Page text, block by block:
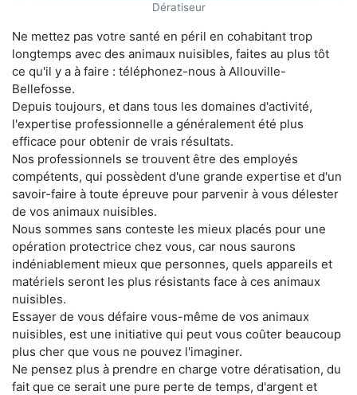
Dératiseur
Ne mettez pas votre santé en péril en cohabitant trop
longtemps avec des animaux nuisibles, faites au plus tôt
ce qu'il y a à faire : téléphonez-nous à Allouville-
Bellefosse.
Depuis toujours, et dans tous les domaines d'activité,
l'expertise professionnelle a généralement été plus
efficace pour obtenir de vrais résultats.
Nos professionnels se trouvent être des employés
compétents, qui possèdent d'une grande expertise et d'un
savoir-faire à toute épreuve pour parvenir à vous délester
de vos animaux nuisibles.
Nous sommes sans conteste les mieux placés pour une
opération protectrice chez vous, car nous saurons
indéniablement mieux que personnes, quels appareils et
matériels seront les plus résistants face à ces animaux
nuisibles.
Essayer de vous défaire vous-même de vos animaux
nuisibles, est une initiative qui peut vous coûter beaucoup
plus cher que vous ne pouvez l'imaginer.
Ne pensez plus à prendre en charge votre dératisation, du
fait que ce serait une pure perte de temps, d'argent et